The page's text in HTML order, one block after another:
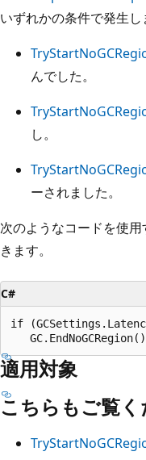
いずれかの条件で発生し
んでした。
し。
ーされました。
次のようなコードを使
きます。
C#
if
適用対象
こちらもご覧